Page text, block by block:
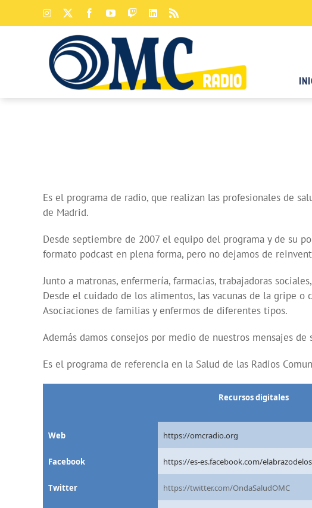
Instagram FacebookYouTube
TwitchLinkedIn
Es el programa de radio, que realizan las profesionales de
de Madrid.
Desde septiembre de 2007 el equipo del programa y de su
formato podcast en plena forma, pero no dejamos de
Junto a matronas, enfermería, farmacias, trabajadoras
Desde el cuidado de los alimentos, las vacunas de la gripe
Asociaciones de familias y enfermos de diferentes tipos.
Además damos consejos por medio de nuestros mensajes
Es el programa de referencia en la Salud de las Radios
Recursos digitales
Web https://omcradio.org
Facebook https://es-es.facebook.com/
Twitter https://twitter.com/OndaSaludOMC